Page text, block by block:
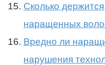
Сколько
наращенных
Вредно ли
нарушения